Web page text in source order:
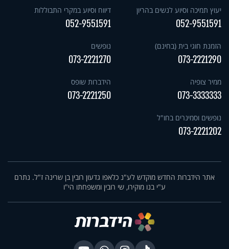
יעוץ תמיכה וסיוע לנשים בהריון
052-9551591
דיווח וסיוע במקרי התבוללות
052-9551591
הזמנת חוגי בית (בחינם)
073-2221290
נופשים
073-2221270
ממיר צופיה
073-3333333
הידברות שופס
073-2221250
נופשים וסמינרים בחו"ל
073-2221202
אתר הידברות החדש מוקדש לע"נ כלאפו גדעון רובין בן שרינה ז"ל. נתרם
ע"י בנו מוקירו, שי רובין ומשפחתו הי"ו